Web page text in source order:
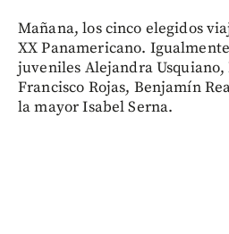
Mañana, los cinco elegidos
XX Panamericano.
juveniles Alejandra
Francisco Rojas, Benjamín
la mayor Isabel Serna.